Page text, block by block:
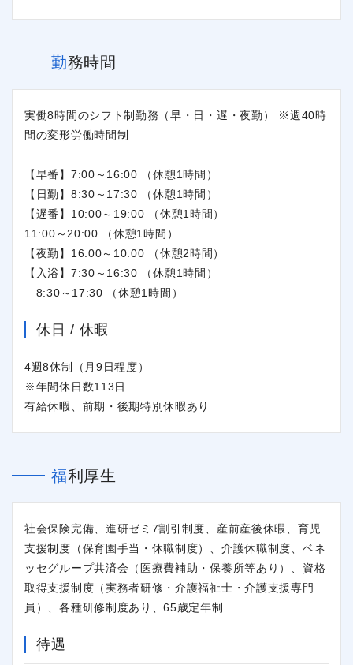
勤務時間
実働8時間のシフト制勤務（早・日・遅・夜勤） ※週40時
間の変形労働時間制
【早番】7:00～16:00 （休憩1時間）
【日勤】8:30～17:30 （休憩1時間）
【遅番】10:00～19:00 （休憩1時間）
11:00～20:00 （休憩1時間）
【夜勤】16:00～10:00 （休憩2時間）
【入浴】7:30～16:30 （休憩1時間）
8:30～17:30 （休憩1時間）
休日 / 休暇
4週8休制（月9日程度）
※年間休日数113日
有給休暇、前期・後期特別休暇あり
福利厚生
社会保険完備、進研ゼミ7割引制度、産前産後休暇、育児
支援制度（保育園手当・休職制度）、介護休職制度、ベネ
ッセグループ共済会（医療費補助・保養所等あり）、資格
取得支援制度（実務者研修・介護福祉士・介護支援専門
員）、各種研修制度あり、65歳定年制
待遇